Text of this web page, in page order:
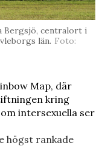
Bergsjö, centralort i
län. Foto:
Map, där
kring
intersexuella ser
högst rankade